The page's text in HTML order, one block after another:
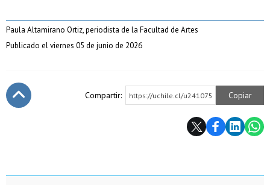
Paula Altamirano Ortiz, periodista de la Facultad de Artes
Publicado el viernes 05 de junio de 2026
Compartir: https://uchile.cl/u241075 Copiar